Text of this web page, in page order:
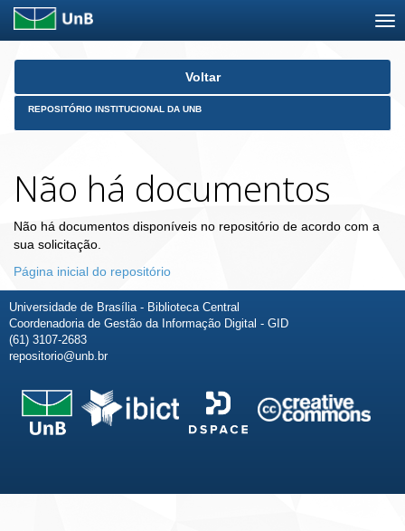
Skip
Voltar
REPOSITÓRIO INSTITUCIONAL DA UNB
Não há documentos
Não há documentos disponíveis no repositório de acordo com a
sua solicitação.
Página inicial do repositório
Universidade de Brasília - Biblioteca Central
Coordenadoria de Gestão da Informação Digital - GID
(61) 3107-2683
repositorio@unb.br